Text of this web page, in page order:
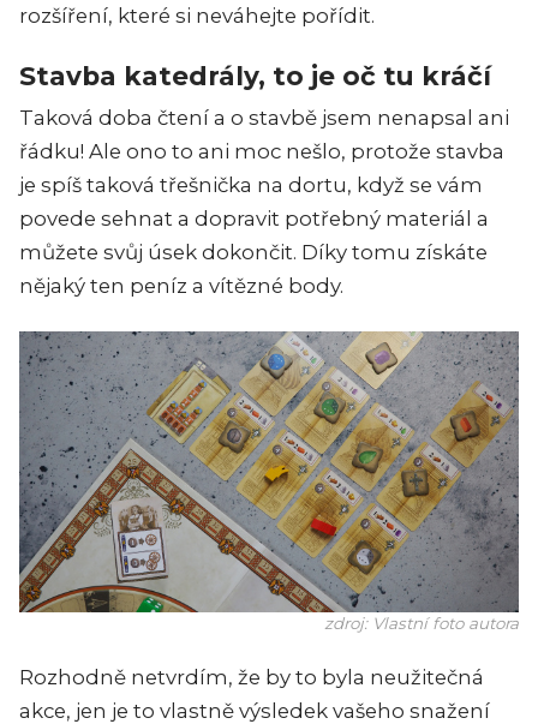
rozšíření, které si neváhejte pořídit.
Stavba katedrály, to je oč tu kráčí
Taková doba čtení a o stavbě jsem nenapsal ani
řádku! Ale ono to ani moc nešlo, protože stavba
je spíš taková třešnička na dortu, když se vám
povede sehnat a dopravit potřebný materiál a
můžete svůj úsek dokončit. Díky tomu získáte
nějaký ten peníz a vítězné body.
zdroj: Vlastní foto autora
Rozhodně netvrdím, že by to byla neužitečná
akce, jen je to vlastně výsledek vašeho snažení